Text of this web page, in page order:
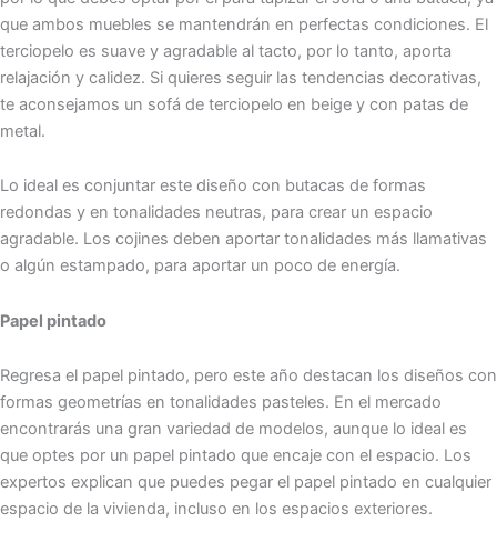
que ambos muebles se mantendrán en perfectas condiciones. El
terciopelo es suave y agradable al tacto, por lo tanto, aporta
relajación y calidez. Si quieres seguir las tendencias decorativas,
te aconsejamos un sofá de terciopelo en beige y con patas de
metal.
Lo ideal es conjuntar este diseño con butacas de formas
redondas y en tonalidades neutras, para crear un espacio
agradable. Los cojines deben aportar tonalidades más llamativas
o algún estampado, para aportar un poco de energía.
Papel pintado
Regresa el papel pintado, pero este año destacan los diseños con
formas geometrías en tonalidades pasteles. En el mercado
encontrarás una gran variedad de modelos, aunque lo ideal es
que optes por un papel pintado que encaje con el espacio. Los
expertos explican que puedes pegar el papel pintado en cualquier
espacio de la vivienda, incluso en los espacios exteriores.